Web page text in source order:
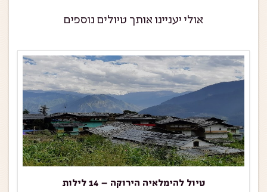
אולי יעניינו אותך טיולים נוספים
טיול להימלאיה הירוקה – 14 לילות